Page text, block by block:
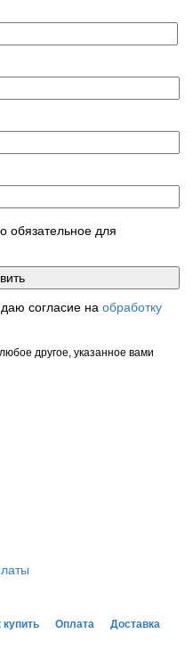
обязательное для
согласие на обработку
другое, указанное вами
купить Оплата Доставка